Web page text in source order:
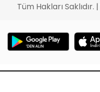
Tüm Hakları Saklıdır. |